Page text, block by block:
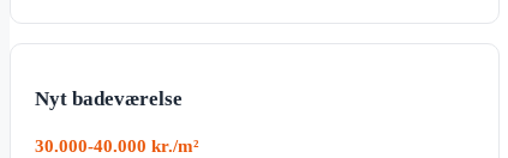
Nyt badeværelse
30.000-40.000 kr./m²